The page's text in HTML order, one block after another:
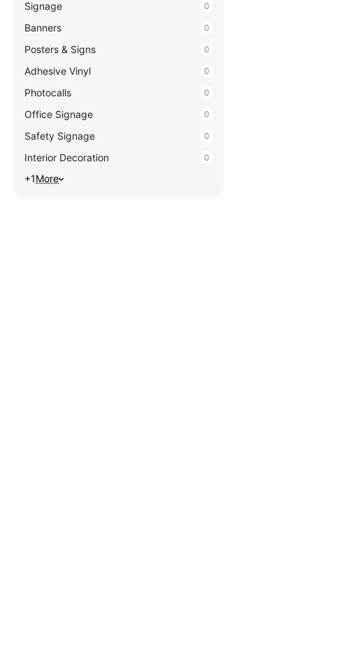
Signage 0
Banners 0
Posters & Signs 0
Adhesive Vinyl 0
Photocalls 0
Office Signage 0
Safety Signage 0
Interior Decoration 0
+1More